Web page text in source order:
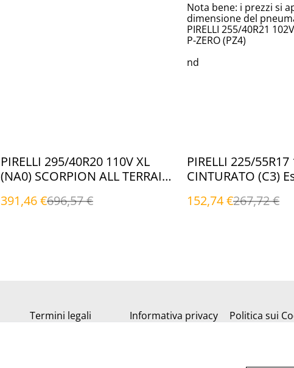
Nota bene: i prezzi si
dimensione del
PIRELLI 255/40R21
P-ZERO (PZ4)
nd
%
PIRELLI 295/40R20 110V XL
(NA0) SCORPION ALL TERRAIN
391,46 €696,57 €
%
PIRELLI 225/55R17
CINTURATO (C3)
152,74 €267,72 €
Termini legali Informativa privacy Politica sui